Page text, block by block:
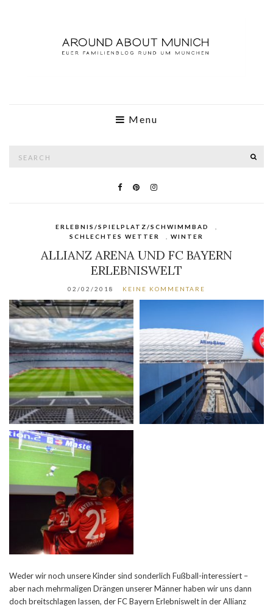
Menu
ERLEBNIS/SPIELPLATZ/SCHWIMMBAD
SCHLECHTES WETTER
WINTER
ALLIANZ ARENA UND FC BAYERN
ERLEBNISWELT
02/02/2018 KEINE KOMMENTARE
Weder wir noch unsere Kinder sind sonderlich Fußball-interessiert –
aber nach mehrmaligen Drängen unserer Männer haben wir uns dann
doch breitschlagen lassen, der FC Bayern Erlebniswelt in der Allianz